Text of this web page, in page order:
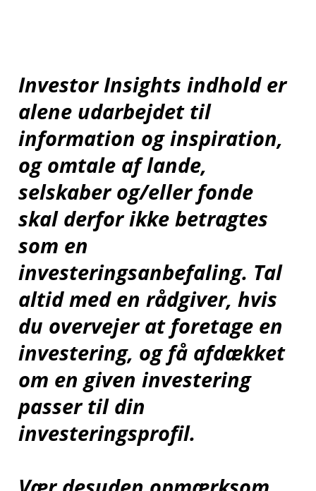
Investor Insights indhold er
alene udarbejdet til
information og inspiration,
og omtale af lande,
selskaber og/eller fonde
skal derfor ikke betragtes
som en
investeringsanbefaling. Tal
altid med en rådgiver, hvis
du overvejer at foretage en
investering, og få afdækket
om en given investering
passer til din
investeringsprofil.